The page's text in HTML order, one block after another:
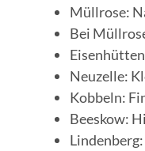
Müllrose:
Bei
Neuzelle:
Kobbeln:
Beeskow: